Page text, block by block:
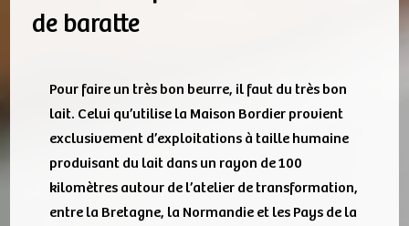
de baratte
Pour faire un très bon beurre, il faut du très bon
lait. Celui qu’utilise la Maison Bordier provient
exclusivement d’exploitations à taille humaine
produisant du lait dans un rayon de 100
kilomètres autour de l’atelier de transformation,
entre la Bretagne, la Normandie et les Pays de la